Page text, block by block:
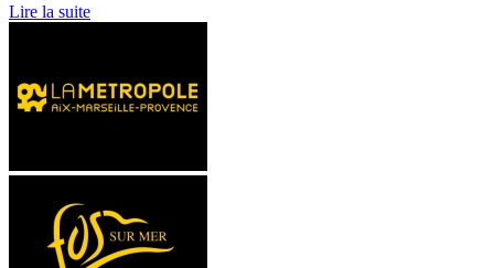
Lire la suite